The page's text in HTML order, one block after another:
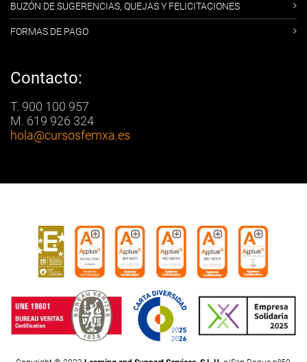
BUZÓN DE SUGERENCIAS, QUEJAS Y FELICITACIONES
FORMAS DE PAGO
Contacto:
T. 900 100 957
M. 619 926 324
hola@cursosfemxa.es